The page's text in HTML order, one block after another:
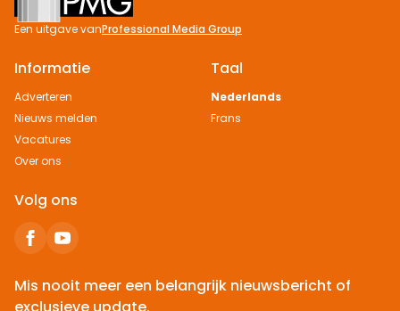
Een uitgave vanProfessional Media Group
Informatie
Adverteren
Nieuws melden
Vacatures
Over ons
Taal
Nederlands
Frans
Volg ons
Mis nooit meer een belangrijk nieuwsbericht of
exclusieve update.